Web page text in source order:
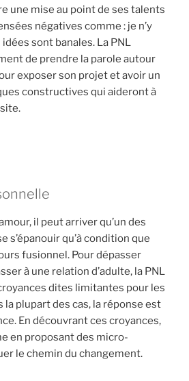
une mise au point de ses talents
négatives comme : je n’y
sont banales. La PNL
de prendre la parole autour
exposer son projet et avoir un
constructives qui aideront à
il peut arriver qu’un des
s’épanouir qu’à condition que
fusionnel. Pour dépasser
à une relation d’adulte, la PNL
dites limitantes pour les
la plupart des cas, la réponse est
En découvrant ces croyances,
en proposant des micro-
le chemin du changement.